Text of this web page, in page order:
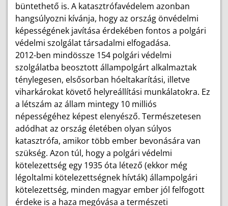
büntethető is. A katasztrófavédelem azonban
hangsúlyozni kívánja, hogy az ország önvédelmi
képességének javítása érdekében fontos a polgári
védelmi szolgálat társadalmi elfogadása.
2012-ben mindössze 154 polgári védelmi
szolgálatba beosztott állampolgárt alkalmaztak
ténylegesen, elsősorban hóeltakarítási, illetve
viharkárokat követő helyreállítási munkálatokra. Ez
a létszám az állam mintegy 10 milliós
népességéhez képest elenyésző. Természetesen
adódhat az ország életében olyan súlyos
katasztrófa, amikor több ember bevonására van
szükség. Azon túl, hogy a polgári védelmi
kötelezettség egy 1935 óta létező (ekkor még
légoltalmi kötelezettségnek hívták) állampolgári
kötelezettség, minden magyar ember jól felfogott
érdeke is a haza megóvása a természeti